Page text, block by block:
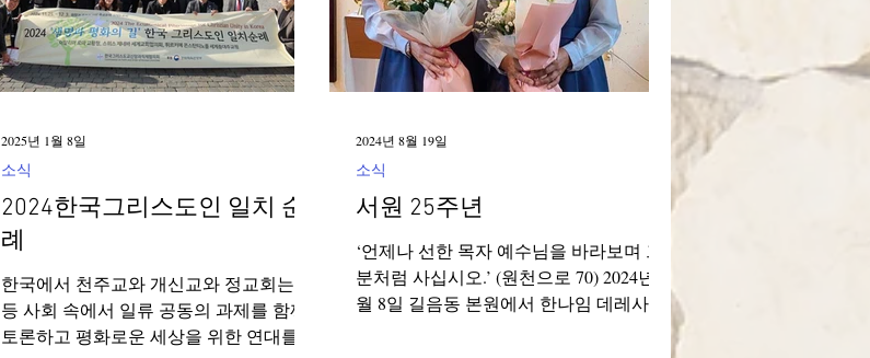
사의 마음으로 성탄을 준비하겠다"고 소
감을 밝혔다. 이에 앞서 11월 20일부터 21
일까지는 성탄 준비를 위한 침묵 피정이
진행되었다. 참가자들은 삼위일체 하느님
고, 그 불
2024한국그리스도인 일치 순
례
한국에서 천주교와 개신교와 정교회는 갈
등 사회 속에서 일류 공동의 과제를 함께
토론하고 평화로운 세상을 위한 연대를 위
소식
2025년 1월 8일
서원 25주년
‘언제나 선한 목자 예수님을 바라보며 그
분처럼 사십시오.’ (원천으로 70) 2024년 7
월 8일 길음동 본원에서 한나임 데레사 수
소식
2024년 8월 19일